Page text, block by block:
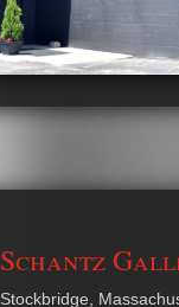
Schantz
Stockbridge,